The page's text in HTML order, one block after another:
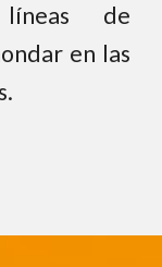
líneas de
en las